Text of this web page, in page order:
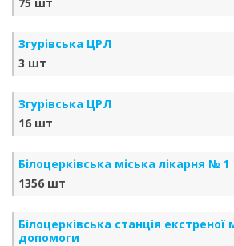
Згурівська ЦРЛ
3 шт
Згурівська ЦРЛ
16 шт
Білоцерківська міська лікарня № 1
1356 шт
Білоцерківська станція екстреної
допомоги